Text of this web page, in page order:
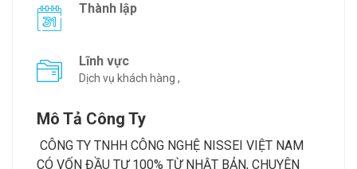
Thành lập
Lĩnh vực
Dịch vụ khách hàng ,
Mô Tả Công Ty
CÔNG TY TNHH CÔNG NGHỆ NISSEI VIỆT NAM
CÓ VỐN ĐẦU TƯ 100% TỪ NHẬT BẢN, CHUYÊN